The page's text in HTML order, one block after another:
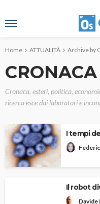
Home ATTUALITÀ Archive by
CRONACA
Cronaca, esteri, politica,
ricerca esce dai laboratori e
I tempi
Il robot
Davide